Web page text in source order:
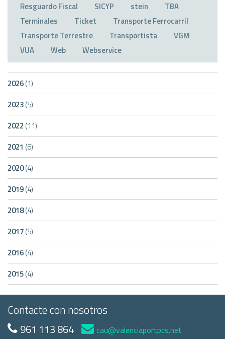
Resguardo Fiscal
SICYP stein
TBA
Terminales
Ticket
Transporte Ferrocarril
Transporte Terrestre
Transportista
VGM
VUA
Web Webservice
2026(1)
2023(5)
2022 (11)
2021 (6)
2020(4)
2019(4)
2018(4)
2017(5)
2016(4)
2015(4)
Contacte con nosotros
961 113 864 cau@valenciaportpcs.net